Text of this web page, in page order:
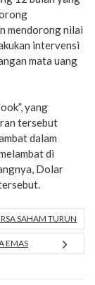
mendorong nilai
intervensi
mata uang
yang
tersebut
dalam
di
Dolar
SAHAM TURUN
EMAS